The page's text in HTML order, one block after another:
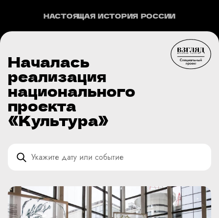
НАСТОЯЩАЯ ИСТОРИЯ РОССИИ
Началась
реализация
национального
проекта
«Культура»